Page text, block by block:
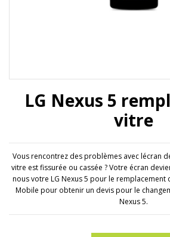
LG Nexus 5
vitre
Vous rencontrez des problèmes avec lécran
vitre est fissurée ou cassée ? Votre écran
nous votre LG Nexus 5 pour le remplacement
Mobile pour obtenir un devis pour le
Nexus 5.